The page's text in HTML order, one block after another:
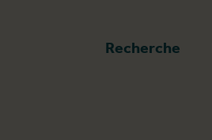
Recherche